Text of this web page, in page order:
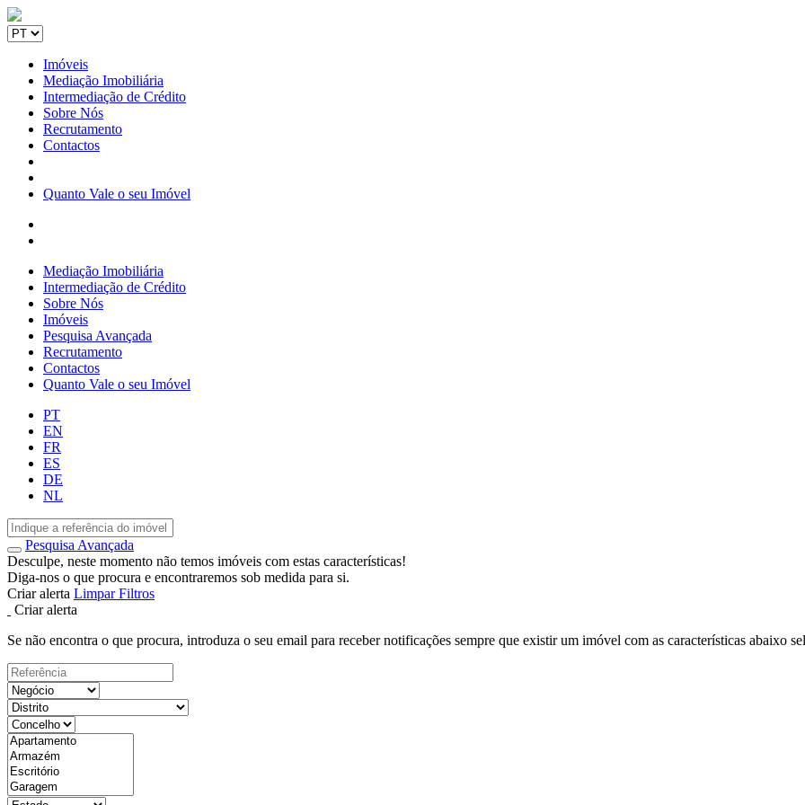
Imóveis
Mediação Imobiliária
Intermediação de Crédito
Sobre Nós
Recrutamento
Contactos
Quanto Vale o seu Imóvel
Mediação Imobiliária
Intermediação de Crédito
Sobre Nós
Imóveis
Pesquisa Avançada
Recrutamento
Contactos
Quanto Vale o seu Imóvel
PT
EN
FR
ES
DE
NL
Pesquisa Avançada
Desculpe, neste momento não temos imóveis com estas características!
Diga-nos o que procura e encontraremos sob medida para si.
Criar alerta Limpar Filtros
Criar alerta
Se não encontra o que procura, introduza o seu email para receber notificações sempre que existir um imóvel com as características abaixo